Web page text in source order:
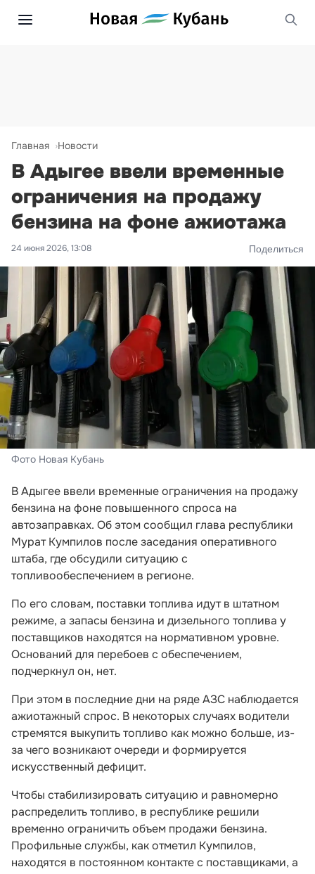
Главная Новости
В Адыгее ввели временные
ограничения на продажу
бензина на фоне ажиотажа
24 июня 2026, 13:08 Поделиться
Фото Новая Кубань
В Адыгее ввели временные ограничения на продажу
бензина на фоне повышенного спроса на
автозаправках. Об этом сообщил глава республики
Мурат Кумпилов после заседания оперативного
штаба, где обсудили ситуацию с
топливообеспечением в регионе.
По его словам, поставки топлива идут в штатном
режиме, а запасы бензина и дизельного топлива у
поставщиков находятся на нормативном уровне.
Оснований для перебоев с обеспечением,
подчеркнул он, нет.
При этом в последние дни на ряде АЗС наблюдается
ажиотажный спрос. В некоторых случаях водители
стремятся выкупить топливо как можно больше, из-
за чего возникают очереди и формируется
искусственный дефицит.
Чтобы стабилизировать ситуацию и равномерно
распределить топливо, в республике решили
временно ограничить объем продажи бензина.
Профильные службы, как отметил Кумпилов,
находятся в постоянном контакте с поставщиками, а